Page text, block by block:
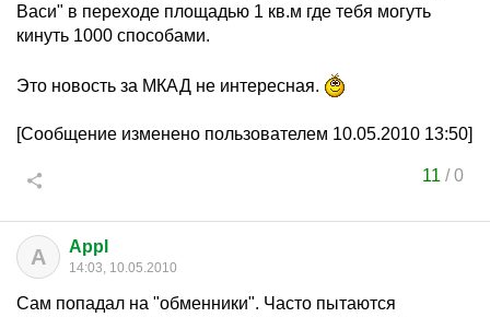
Васи" в переходе площадью 1 кв.м где тебя могуть
кинуть 1000 способами.
Это новость за МКАД не интересная.
[Сообщение изменено пользователем 10.05.2010 13:50]
11 /0
A Appl
14:03, 10.05.2010
Сам попадал на "обменники". Часто пытаются